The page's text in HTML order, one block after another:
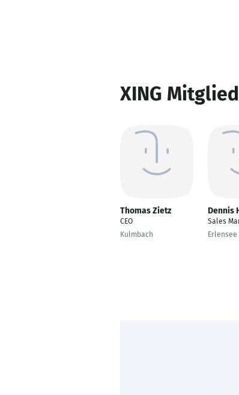
XING
Thomas Zietz
CEO
Kulmbach
Dennis
Sales
Erlensee